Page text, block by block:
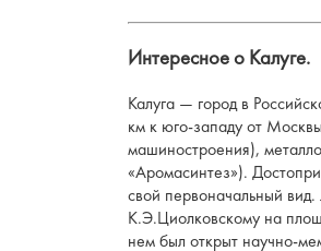
Интересное о Калуге.
Калуга — город в
км к юго-западу от
машиностроения),
«Аромасинтез»).
свой первоначальный
К.Э.Циолковскому на
нем был открыт научно-